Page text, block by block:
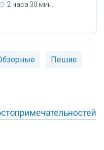
2 часа 30 мин.
Пешие